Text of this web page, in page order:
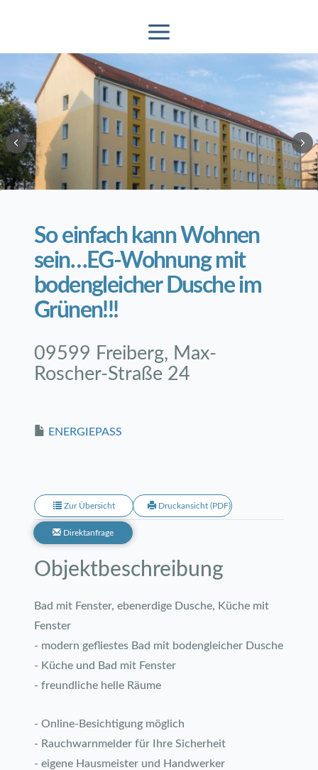
So einfach kann Wohnen
sein…EG-Wohnung mit
bodengleicher Dusche im
Grünen!!!
09599 Freiberg, Max-
Roscher-Straße 24
ENERGIEPASS
Zur Übersicht Druckansicht (PDF)
Direktanfrage
Objekt­beschreibung
Bad mit Fenster, ebenerdige Dusche, Küche mit
Fenster
- modern gefliestes Bad mit bodengleicher Dusche
- Küche und Bad mit Fenster
- freundliche helle Räume
- Online-Besichtigung möglich
- Rauchwarnmelder für Ihre Sicherheit
- eigene Hausmeister und Handwerker